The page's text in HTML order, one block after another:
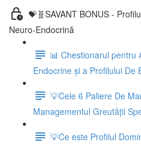
💝🧬SAVANT BONUS -
Neuro-Endocrină
📊 Chestionarul pentru
Endocrine și a Profilului De
💡Cele 6 Paliere De
Managementul Greutății
💡Ce este Profilul